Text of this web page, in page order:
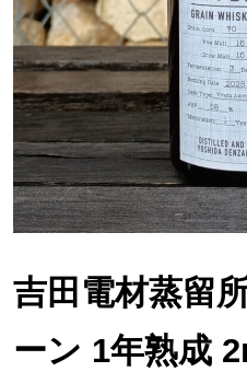
吉田電材蒸留
ーン 1年熟成